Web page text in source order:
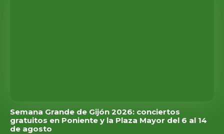
Semana Grande de Gijón 2026: conciertos
gratuitos en Poniente y la Plaza Mayor del 6 al 14
de agosto